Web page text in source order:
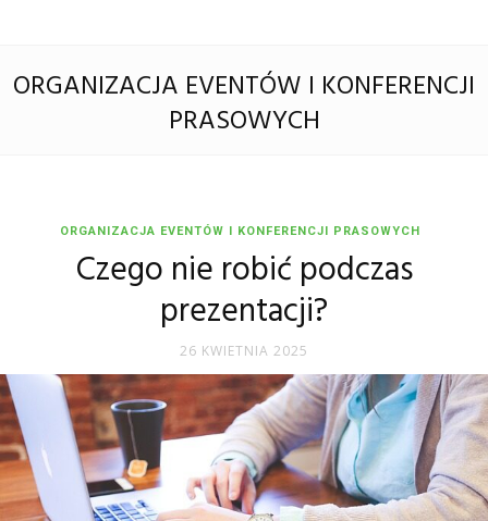
ORGANIZACJA EVENTÓW I KONFERENCJI
PRASOWYCH
ORGANIZACJA EVENTÓW I KONFERENCJI PRASOWYCH
Czego nie robić podczas
prezentacji?
26 KWIETNIA 2025